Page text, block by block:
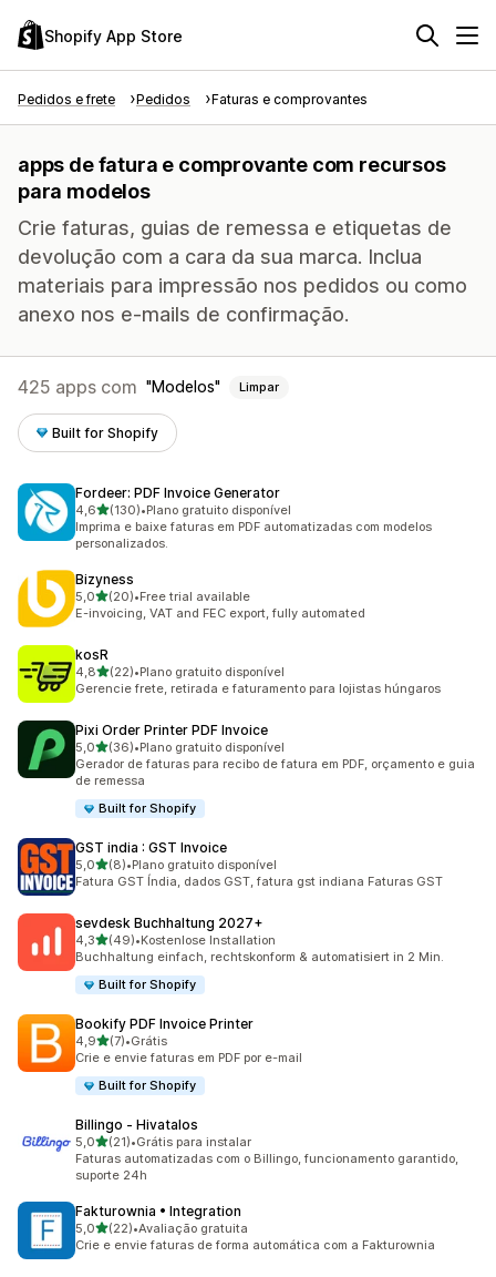
Shopify App Store
Pedidos e frete Pedidos Faturas e comprovantes
apps de fatura e comprovante com recursos
para modelos
Crie faturas, guias de remessa e etiquetas de
devolução com a cara da sua marca. Inclua
materiais para impressão nos pedidos ou como
anexo nos e-mails de confirmação.
425 apps com Modelos Limpar
Built for Shopify
Fordeer: PDF Invoice Generator
4,6de 5 estrelas
(130)
130 avaliações ao todo
•Plano gratuito disponível
Imprima e baixe faturas em PDF automatizadas com modelos
personalizados.
Bizyness
5,0de 5 estrelas
(20)
20 avaliações ao todo
•Free trial available
E-invoicing, VAT and FEC export, fully automated
kosR
4,8de 5 estrelas
(22)
22 avaliações ao todo
•Plano gratuito disponível
Gerencie frete, retirada e faturamento para lojistas húngaros
Pixi Order Printer PDF Invoice
5,0de 5 estrelas
(36)
36 avaliações ao todo
•Plano gratuito disponível
Gerador de faturas para recibo de fatura em PDF, orçamento e guia
de remessa
Built for Shopify
GST india : GST Invoice
5,0de 5 estrelas
(8)
8 avaliações ao todo
•Plano gratuito disponível
Fatura GST Índia, dados GST, fatura gst indiana Faturas GST
sevdesk Buchhaltung 2027+
4,3de 5 estrelas
(49)
49 avaliações ao todo
•Kostenlose Installation
Buchhaltung einfach, rechtskonform & automatisiert in 2 Min.
Built for Shopify
Bookify PDF Invoice Printer
4,9de 5 estrelas
(7)
7 avaliações ao todo
•Grátis
Crie e envie faturas em PDF por e-mail
Built for Shopify
Billingo ‑ Hivatalos
5,0de 5 estrelas
(21)
21 avaliações ao todo
•Grátis para instalar
Faturas automatizadas com o Billingo, funcionamento garantido,
suporte 24h
Fakturownia • Integration
5,0de 5 estrelas
(22)
22 avaliações ao todo
•Avaliação gratuita
Crie e envie faturas de forma automática com a Fakturownia